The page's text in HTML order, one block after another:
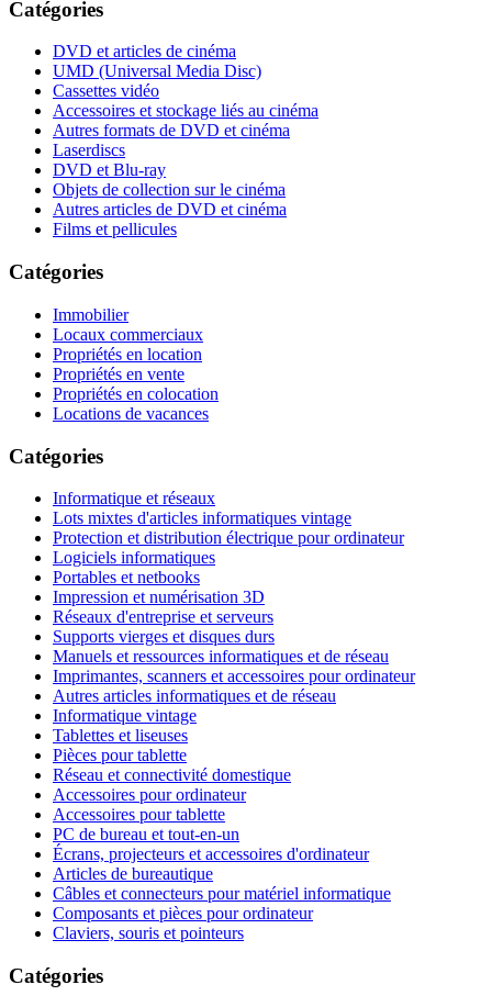
Catégories
DVD et articles de cinéma
UMD (Universal Media Disc)
Cassettes vidéo
Accessoires et stockage liés au cinéma
Autres formats de DVD et cinéma
Laserdiscs
DVD et Blu-ray
Objets de collection sur le cinéma
Autres articles de DVD et cinéma
Films et pellicules
Catégories
Immobilier
Locaux commerciaux
Propriétés en location
Propriétés en vente
Propriétés en colocation
Locations de vacances
Catégories
Informatique et réseaux
Lots mixtes d'articles informatiques vintage
Protection et distribution électrique pour ordinateur
Logiciels informatiques
Portables et netbooks
Impression et numérisation 3D
Réseaux d'entreprise et serveurs
Supports vierges et disques durs
Manuels et ressources informatiques et de réseau
Imprimantes, scanners et accessoires pour ordinateur
Autres articles informatiques et de réseau
Informatique vintage
Tablettes et liseuses
Pièces pour tablette
Réseau et connectivité domestique
Accessoires pour ordinateur
Accessoires pour tablette
PC de bureau et tout-en-un
Écrans, projecteurs et accessoires d'ordinateur
Articles de bureautique
Câbles et connecteurs pour matériel informatique
Composants et pièces pour ordinateur
Claviers, souris et pointeurs
Catégories